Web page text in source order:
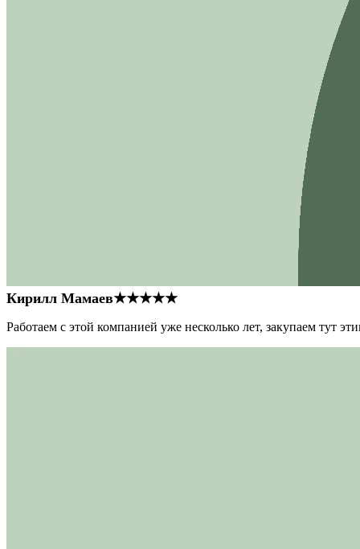
Кирилл Мамаев★★★★★
Работаем с этой компанией уже несколько лет, закупаем тут